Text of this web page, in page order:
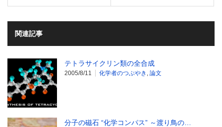
関連記事
テトラサイクリン類の全合成
2005/8/11 化学者のつぶやき 論文
分子の磁石 “化学コンパス” ～渡り鳥の…